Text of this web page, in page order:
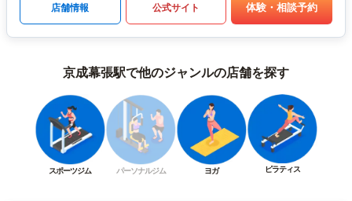
店舗情報 公式サイト 体験・相談予約
京成幕張駅で他のジャンルの店舗を探す
スポーツジム パーソナルジム ヨガ ピラティス